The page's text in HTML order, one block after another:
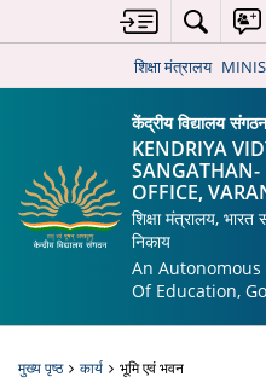
शिक्षा मंत्रालय
केंद्रीय विद्यालय
KENDRIYA
SANGATHAN-
OFFICE,
शिक्षा मंत्रालय,
निकाय
An
Of Education,
मुख्य पृष्ठ कार्य भूमि एवं भवन